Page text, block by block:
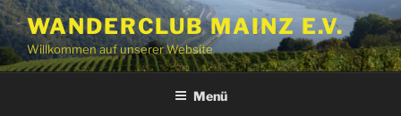
Zum
Inhalt
springen
WANDERCLUB MAINZ E.V.
Willkommen auf unserer Website
Menü